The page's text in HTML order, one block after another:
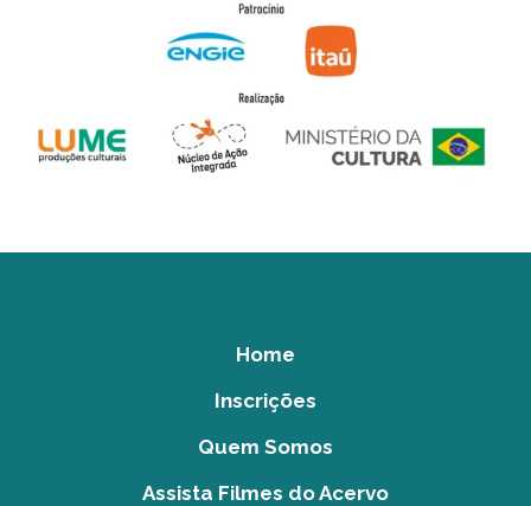
Home
Inscrições
Quem Somos
Assista Filmes do Acervo